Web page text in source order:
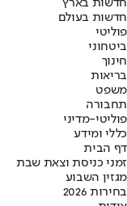
חדשות בארץ
חדשות בעולם
פוליטי
ביטחוני
חינוך
בריאות
משפט
תחבורה
פוליטי-מדיני
כללי ומידע
דף הבית
זמני כניסת וצאת שבת
מגזין השבוע
בחירות 2026